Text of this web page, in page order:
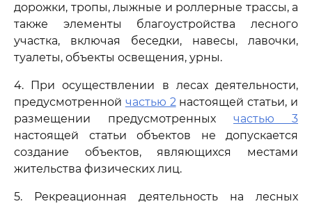
дорожки, тропы, лыжные и роллерные трассы, а
также элементы благоустройства лесного
участка, включая беседки, навесы, лавочки,
туалеты, объекты освещения, урны.
4. При осуществлении в лесах деятельности,
предусмотренной частью 2настоящей статьи, и
размещении предусмотренных частью 3
настоящей статьи объектов не допускается
создание объектов, являющихся местами
жительства физических лиц.
5. Рекреационная деятельность на лесных